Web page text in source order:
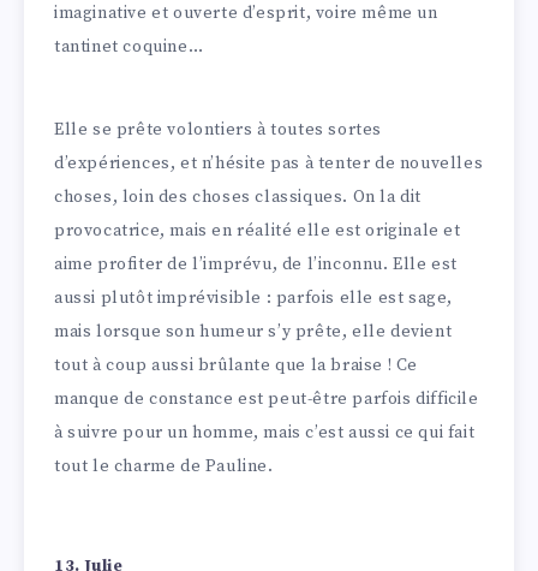
imaginative et ouverte d’esprit, voire même un
tantinet coquine…
Elle se prête volontiers à toutes sortes
d’expériences, et n’hésite pas à tenter de nouvelles
choses, loin des choses classiques. On la dit
provocatrice, mais en réalité elle est originale et
aime profiter de l’imprévu, de l’inconnu. Elle est
aussi plutôt imprévisible : parfois elle est sage,
mais lorsque son humeur s’y prête, elle devient
tout à coup aussi brûlante que la braise ! Ce
manque de constance est peut-être parfois difficile
à suivre pour un homme, mais c’est aussi ce qui fait
tout le charme de Pauline.
13. Julie